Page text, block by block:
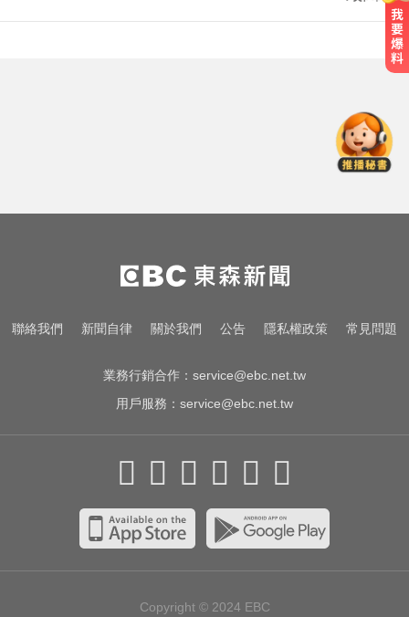
住處 死因待查
南部注意！8/7演習防空警報大響 違
者最高罰15萬
高雄夜班保全滑撞護欄 車停路邊
聯絡我們 新聞自律 關於我們 公告 隱私權政策 常見問題
業務行銷合作： service@ebc.net.tw
用戶服務： service@ebc.net.tw
Copyright © 2024 EBC